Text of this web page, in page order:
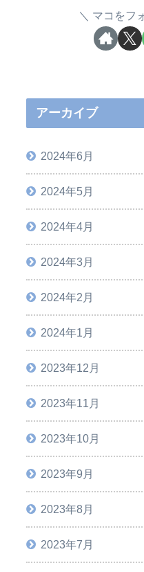
マコをフ
アーカイブ
2024年6月
2024年5月
2024年4月
2024年3月
2024年2月
2024年1月
2023年12月
2023年11月
2023年10月
2023年9月
2023年8月
2023年7月